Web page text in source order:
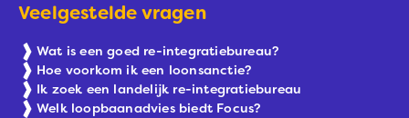
Veelgestelde vragen
Wat is een goed re-integratiebureau?
Hoe voorkom ik een loonsanctie?
Ik zoek een landelijk re-integratiebureau
Welk loopbaanadvies biedt Focus?